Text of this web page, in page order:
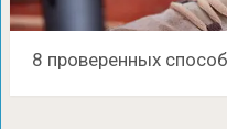
8 проверенных